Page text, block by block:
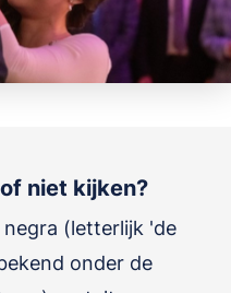
niet kijken?
negra (letterlijk 'de
onder de